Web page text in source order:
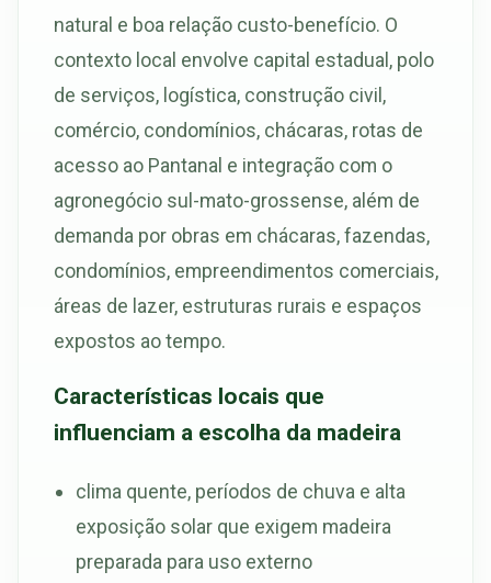
natural e boa relação custo-benefício. O
contexto local envolve capital estadual, polo
de serviços, logística, construção civil,
comércio, condomínios, chácaras, rotas de
acesso ao Pantanal e integração com o
agronegócio sul-mato-grossense, além de
demanda por obras em chácaras, fazendas,
condomínios, empreendimentos comerciais,
áreas de lazer, estruturas rurais e espaços
expostos ao tempo.
Características locais que
influenciam a escolha da madeira
clima quente, períodos de chuva e alta
exposição solar que exigem madeira
preparada para uso externo